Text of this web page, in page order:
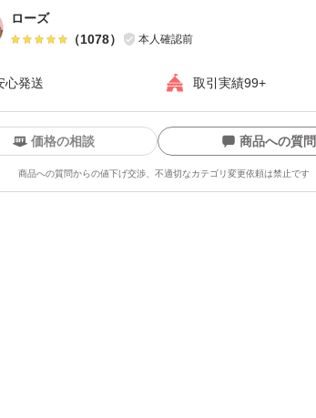
ドエッセンスオイル
ドエッセンスオイルクレンジング
ン
ローズ
（1078） 本人確認前
心発送 取引実績99+
価格の相談 商品への質問
商品への質問からの値下げ交渉、不適切なカテゴリ変更依頼は禁止です